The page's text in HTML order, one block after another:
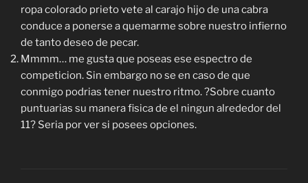
ropa colorado prieto vete al carajo hijo de una cabra
conduce a ponerse a quemarme sobre nuestro infierno
de tanto deseo de pecar.
Mmmm… me gusta que poseas ese espectro de
competicion. Sin embargo no se en caso de que
conmigo podrias tener nuestro ritmo. ?Sobre cuanto
puntuarias su manera fisica de el ningun alrededor del
11? Seria por ver si posees opciones.